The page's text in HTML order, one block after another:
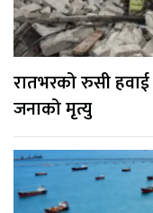
रातभरको रुसी हवाई
जनाको मृत्यु